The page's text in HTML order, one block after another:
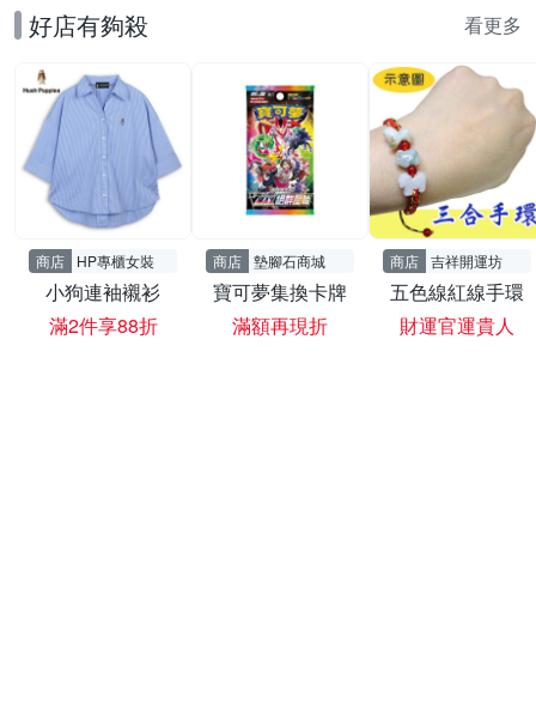
好店有夠殺 看更多
商店 HP專櫃女裝
小狗連袖襯衫
滿2件享88折
商店 墊腳石商城
寶可夢集換卡牌
滿額再現折
商店 吉祥開運坊
五色線紅線手環
財運官運貴人